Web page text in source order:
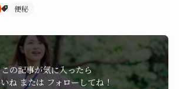
便秘
この記事が気に入ったら
ね または フォローしてね！